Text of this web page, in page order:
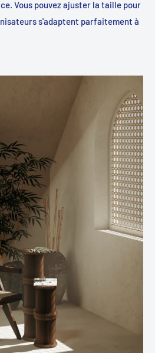
Vous pouvez ajuster la taille pour
s'adaptent parfaitement à